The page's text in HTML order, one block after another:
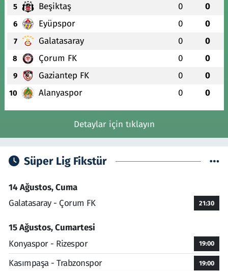
5 Beşiktaş 0 0
6 Eyüpspor 0 0
7 Galatasaray 0 0
8 Çorum FK 0 0
9 Gaziantep FK 0 0
10 Alanyaspor 0 0
Detaylar için tıklayın
Süper Lig Fikstür
14 Ağustos, Cuma
Galatasaray - Çorum FK
21:30
15 Ağustos, Cumartesi
Konyaspor - Rizespor
19:00
Kasımpaşa - Trabzonspor 19:00